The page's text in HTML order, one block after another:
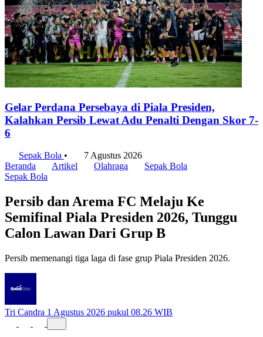
Gelar Perdana Persebaya di Piala Presiden,
Kalahkan Persib Lewat Adu Penalti Dengan Skor 7-
6
Sepak Bola •
7 Agustus 2026
Beranda
Artikel Olahraga
Sepak Bola
Sepak Bola
Persib dan Arema FC Melaju Ke
Semifinal Piala Presiden 2026, Tunggu
Calon Lawan Dari Grup B
Persib memenangi tiga laga di fase grup Piala Presiden 2026.
Tri Candra 1 Agustus 2026 pukul 08.26 WIB